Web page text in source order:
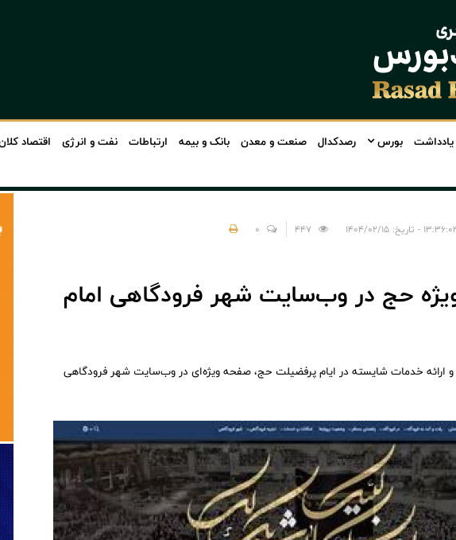
بورس رصدکدال صنعت و معدن بانک و بیمه ارتباطات نفت و انرژی اقتصاد
0
حج در وب‌سایت شهر فرودگاهی امام
و ارائه خدمات شایسته در ایام پرفضیلت حج، صفحه ویژه‌ای در وب‌سایت شهر فرودگاهی